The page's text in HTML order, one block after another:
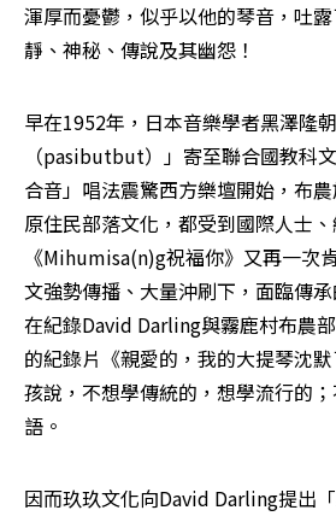
渾厚而憂鬱，似乎以他的琴音，吐
靜、神秘、傳說及其幽怨！
早在1952年，日本音樂學者黑澤隆
（pasibutbut）」寄至聯合國教科
合音」唱法震驚西方樂壇開始，布
原住民部落文化，都受到國際人士、
《Mihumisa(n)g祝福你》又再一次
文強勢傳播、大量沖刷下，面臨傳承
在紀錄David Darling與霧鹿村布農
的紀錄片《親愛的，我的大提琴沈
孩說，不想學傳統的，想學流行的
語。
因而玖玖文化向David Darling提出